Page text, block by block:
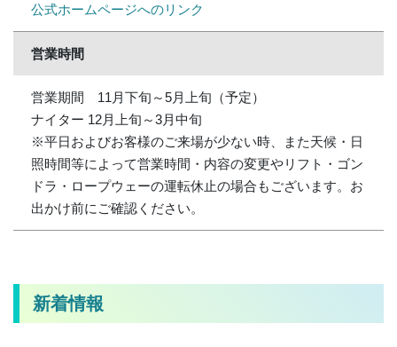
公式ホームページへのリンク
営業時間
営業期間 11月下旬～5月上旬（予定）
ナイター 12月上旬～3月中旬
※平日およびお客様のご来場が少ない時、また天候・日
照時間等によって営業時間・内容の変更やリフト・ゴン
ドラ・ロープウェーの運転休止の場合もございます。お
出かけ前にご確認ください。
新着情報